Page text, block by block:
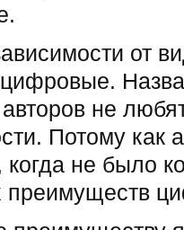
от
не
Потому как
когда не было
преимуществ